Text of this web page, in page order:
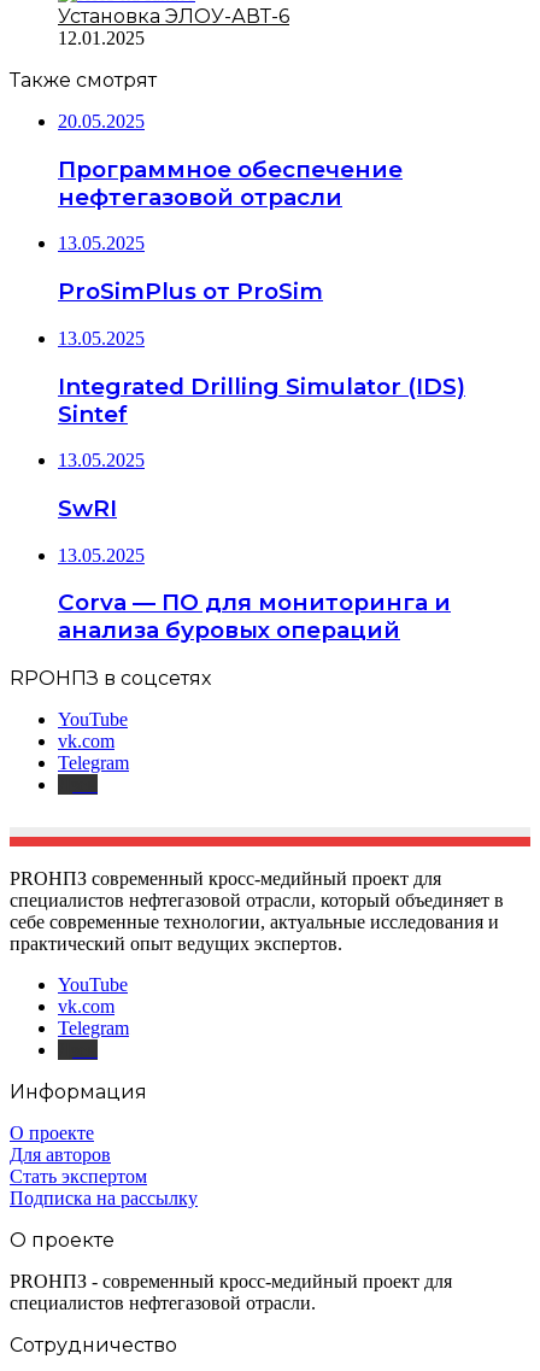
Установка ЭЛОУ-АВТ-6
12.01.2025
Также смотрят
20.05.2025
Программное обеспечение
нефтегазовой отрасли
13.05.2025
ProSimPlus от ProSim
13.05.2025
Integrated Drilling Simulator (IDS)
Sintef
13.05.2025
SwRI
13.05.2025
Corva — ПО для мониторинга и
анализа буровых операций
RPOНПЗ в соцсетях
YouTube
vk.com
Telegram
PROНПЗ современный кросс-медийный проект для
специалистов нефтегазовой отрасли, который объединяет в
себе современные технологии, актуальные исследования и
практический опыт ведущих экспертов.
YouTube
vk.com
Telegram
Информация
О проекте
Для авторов
Стать экспертом
Подписка на рассылку
О проекте
PROНПЗ - современный кросс-медийный проект для
специалистов нефтегазовой отрасли.
Сотрудничество